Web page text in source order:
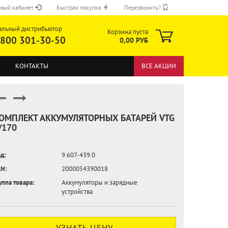
кабинет Быстрая покупка Перезвонить?
ОТПРАВИТЬ
дистрибьютор
301-30-50
Корзина пуста
0,00 РУБ
КОНТАКТЫ ВСЕ АКЦИИ
АККУМУЛЯТОРНЫХ БАТАРЕЙ VTG
9.607-439.0
2000054390018
товара:
Аккумуляторы и зарядные
устройства